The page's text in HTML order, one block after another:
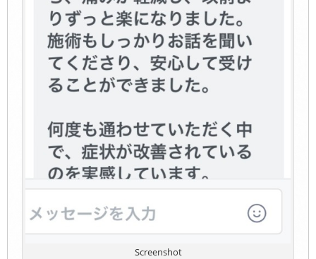
Screenshot